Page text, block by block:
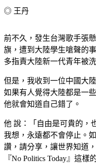
◎ 王丹
前不久，發生台灣歌手張
旗，遭到大陸學生嗆聲的
多指責大陸新一代青年被
但是，我收到一位中國大
如果有人覺得大陸都是一
他就會知道自己錯了。
他 說：「自由是可貴的，
我想，永遠都不會停止。
讚，請分享，讓世界知道
『No Politics Today』這樣